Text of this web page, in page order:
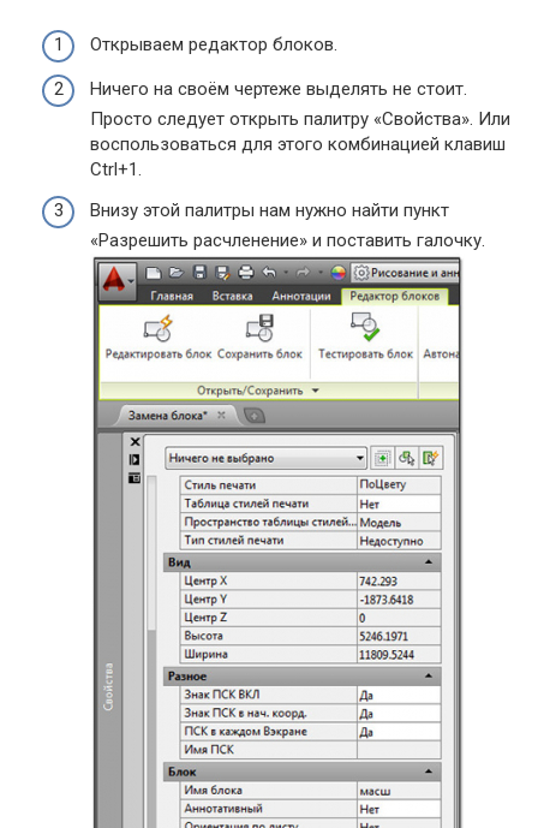
Открываем редактор блоков.
Ничего на своём чертеже выделять не стоит.
Просто следует открыть палитру «Свойства». Или
воспользоваться для этого комбинацией клавиш
Ctrl+1.
Внизу этой палитры нам нужно найти пункт
«Разрешить расчленение» и поставить галочку.